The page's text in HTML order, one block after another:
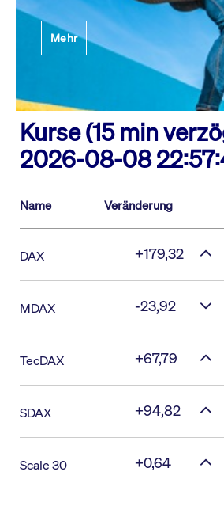
Mehr
Kurse (15 min
2026-08-08
Name Veränderung
DAX +179,32
MDAX -23,92
TecDAX +67,79
SDAX +94,82
Scale 30 +0,64